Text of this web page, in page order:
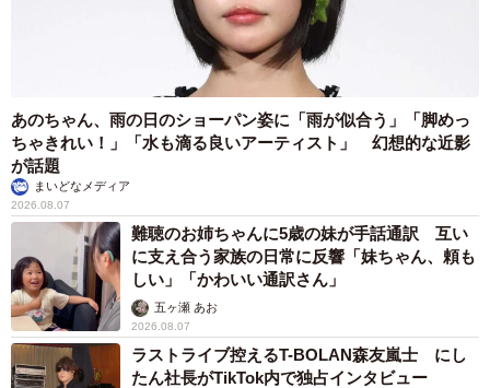
あのちゃん、雨の日のショーパン姿に「雨が似合う」「脚めっ
ちゃきれい！」「水も滴る良いアーティスト」 幻想的な近影
が話題
まいどなメディア
2026.08.07
難聴のお姉ちゃんに5歳の妹が手話通訳 互い
に支え合う家族の日常に反響「妹ちゃん、頼も
しい」「かわいい通訳さん」
五ヶ瀬 あお
2026.08.07
ラストライブ控えるT-BOLAN森友嵐士 にし
たん社長がTikTok内で独占インタビュー